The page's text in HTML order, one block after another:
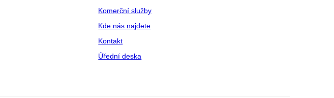
Komerční služby
Kde nás najdete
Kontakt
Úřední deska